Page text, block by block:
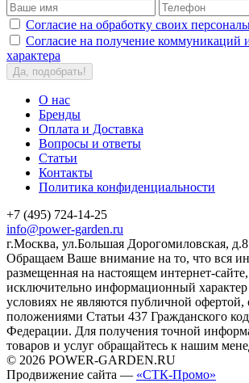
Согласие на обработку своих
Согласие на получение коммуникаций
характера
Да, подобрать!
О нас
Бренды
Оплата и Доставка
Вопросы и ответы
Статьи
Контакты
Политика конфиденциальности
+7 (495) 724-14-25
info@power-garden.ru
г.Москва, ул.Большая Дорогомиловская, д.8
Обращаем Ваше внимание на то, что вся
размещенная на настоящем интернет-
исключительно информационный
условиях не являются публичной офертой,
положениями Статьи 437 Гражданского
Федерации. Для получения точной
товаров и услуг обращайтесь к нашим
© 2026 POWER-GARDEN.RU
Продвижение сайта — «СТК-Промо»